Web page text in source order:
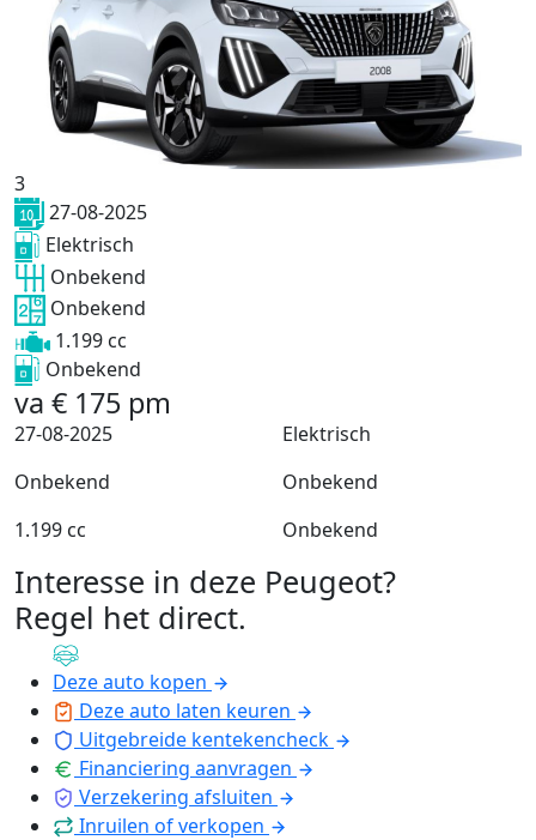
3
27-08-2025
Elektrisch
Onbekend
Onbekend
1.199 cc
Onbekend
va € 175 pm
27-08-2025
Elektrisch
Onbekend
Onbekend
1.199 cc
Onbekend
Interesse in deze Peugeot?
Regel het direct.
Deze auto kopen
Deze auto laten keuren
Uitgebreide kentekencheck
Financiering aanvragen
Verzekering afsluiten
Inruilen of verkopen